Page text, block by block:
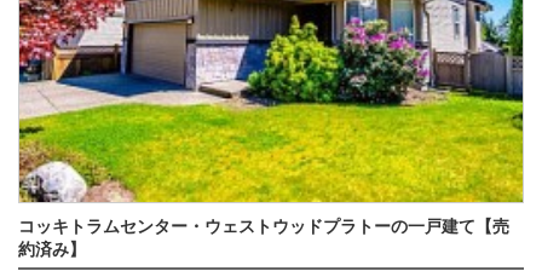
コッキトラムセンター・ウェストウッドプラトーの一戸建て【売
約済み】